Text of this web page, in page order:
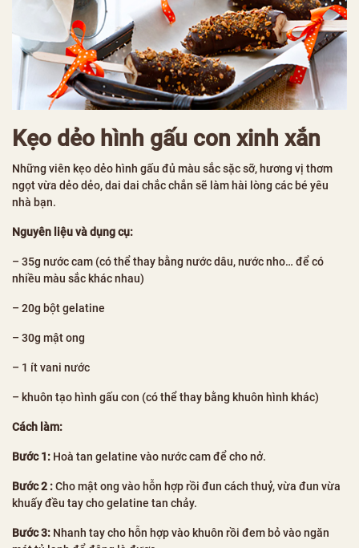
Kẹo dẻo hình gấu con xinh xắn
Những viên kẹo dẻo hình gấu đủ màu sắc sặc sỡ, hương vị thơm
ngọt vừa dẻo dẻo, dai dai chắc chắn sẽ làm hài lòng các bé yêu
nhà bạn.
Nguyên liệu và dụng cụ:
– 35g nước cam (có thể thay bằng nước dâu, nước nho… để có
nhiều màu sắc khác nhau)
– 20g bột gelatine
– 30g mật ong
– 1 ít vani nước
– khuôn tạo hình gấu con (có thể thay bằng khuôn hình khác)
Cách làm:
Bước 1: Hoà tan gelatine vào nước cam để cho nở.
Bước 2 :Cho mật ong vào hỗn hợp rồi đun cách thuỷ, vừa đun vừa
khuấy đều tay cho gelatine tan chảy.
Bước 3: Nhanh tay cho hỗn hợp vào khuôn rồi đem bỏ vào ngăn